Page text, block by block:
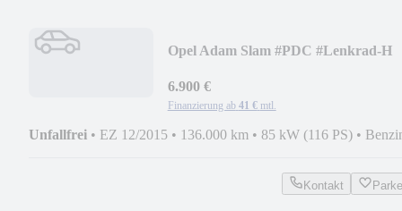
Opel Adam Slam #PDC #Lenkrad-H
6.900 €
Finanzierung ab 41 € mtl.
Unfallfrei • EZ 12/2015 • 136.000 km • 85 kW (116 PS) •
Kontakt